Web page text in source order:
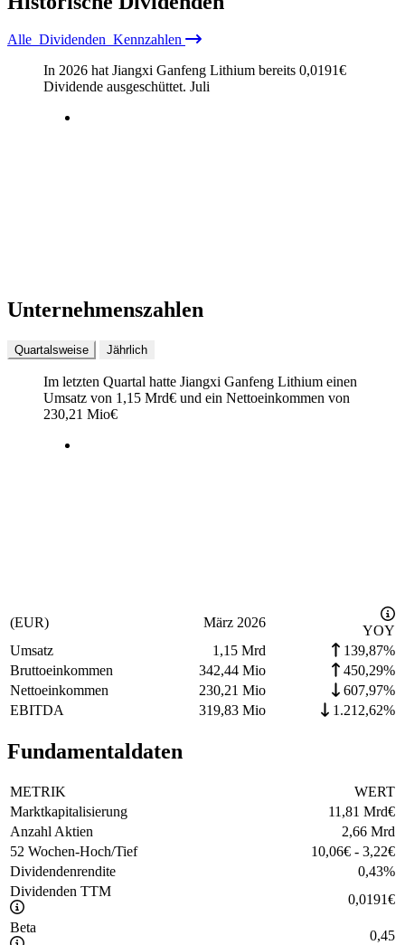
Alle Dividenden Kennzahlen
In 2026 hat Jiangxi Ganfeng Lithium bereits 0,0191€
Dividende ausgeschüttet. Juli
Unternehmenszahlen
Quartalsweise Jährlich
Im letzten Quartal hatte Jiangxi Ganfeng Lithium einen
Umsatz von 1,15 Mrd€ und ein Nettoeinkommen von
230,21 Mio€
(EUR) März 2026
YOY
Umsatz
1,15 Mrd
139,87%
Bruttoeinkommen
342,44 Mio
450,29%
Nettoeinkommen
230,21 Mio
607,97%
EBITDA
319,83 Mio 1.212,62%
Fundamentaldaten
METRIK
WERT
Marktkapitalisierung
11,81 Mrd€
Anzahl Aktien
2,66 Mrd
52 Wochen-Hoch/Tief
10,06€ - 3,22€
Dividendenrendite
0,43%
Dividenden TTM
0,0191€
Beta
0,45